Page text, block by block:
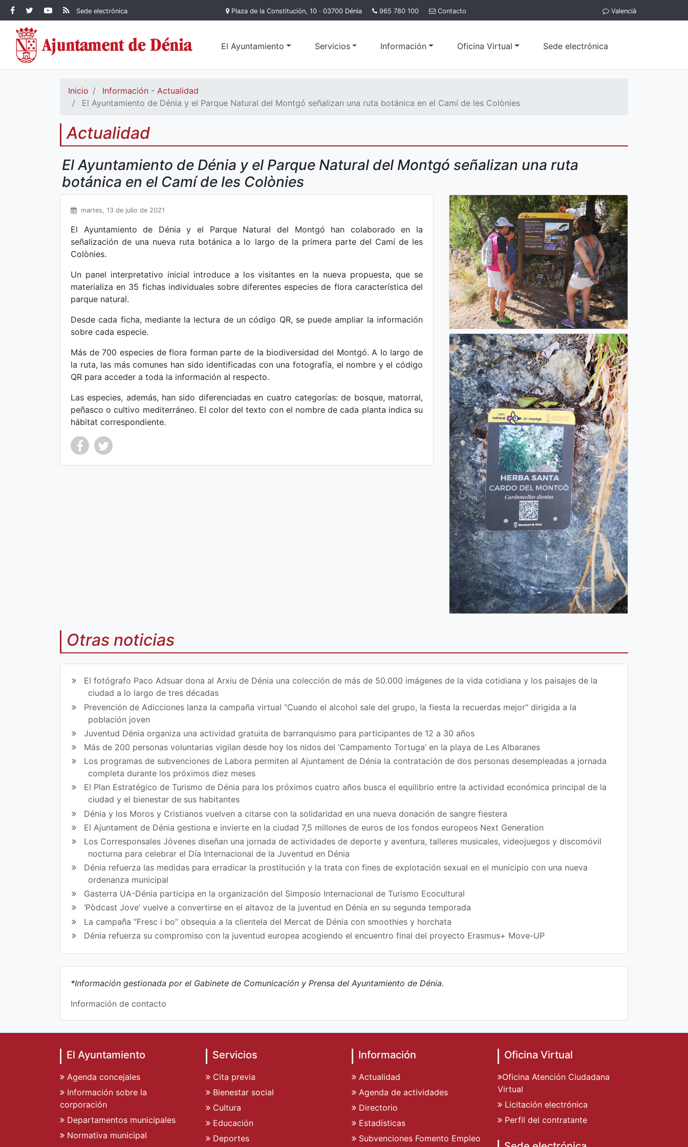
Contenido principal
Facebook Ayuntamiento de
Dénia
Ayuntamiento de Dénia
YouTube
Ayuntamiento de
RSS Actualidad
Ayuntamiento de
Sede electrónica Plaza de la Constitución, 10 · 03700 Dénia 965 780 100 Contacto Valencià
El Ayuntamiento Servicios Información Oficina Virtual Sede electrónica
Inicio
Información - Actualidad
El Ayuntamiento de Dénia y el Parque Natural del Montgó señalizan una ruta botánica en el Camí de les Colònies
Actualidad
El Ayuntamiento de Dénia y el Parque Natural del Montgó señalizan una ruta
botánica en el Camí de les Colònies
martes, 13 de julio de 2021
El Ayuntamiento de Dénia y el Parque Natural del Montgó han colaborado en la
señalización de una nueva ruta botánica a lo largo de la primera parte del Camí de les
Colònies.
Un panel interpretativo inicial introduce a los visitantes en la nueva propuesta, que se
materializa en 35 fichas individuales sobre diferentes especies de flora característica del
parque natural.
Desde cada ficha, mediante la lectura de un código QR, se puede ampliar la información
sobre cada especie.
Más de 700 especies de flora forman parte de la biodiversidad del Montgó. A lo largo de
la ruta, las más comunes han sido identificadas con una fotografía, el nombre y el código
QR para acceder a toda la información al respecto.
Las especies, además, han sido diferenciadas en cuatro categorías: de bosque, matorral,
peñasco o cultivo mediterráneo. El color del texto con el nombre de cada planta indica su
hábitat correspondiente.
ok
Otras noticias
El fotógrafo Paco Adsuar dona al Arxiu de Dénia una colección de más de 50.000 imágenes de la vida cotidiana y los paisajes de la
ciudad a lo largo de tres décadas
Prevención de Adicciones lanza la campaña virtual "Cuando el alcohol sale del grupo, la fiesta la recuerdas mejor" dirigida a la
población joven
Juventud Dénia organiza una actividad gratuita de barranquismo para participantes de 12 a 30 años
Más de 200 personas voluntarias vigilan desde hoy los nidos del ‘Campamento Tortuga’ en la playa de Les Albaranes
Los programas de subvenciones de Labora permiten al Ajuntament de Dénia la contratación de dos personas desempleadas a jornada
completa durante los próximos diez meses
El Plan Estratégico de Turismo de Dénia para los próximos cuatro años busca el equilibrio entre la actividad económica principal de la
ciudad y el bienestar de sus habitantes
Dénia y los Moros y Cristianos vuelven a citarse con la solidaridad en una nueva donación de sangre fiestera
El Ajuntament de Dénia gestiona e invierte en la ciudad 7,5 millones de euros de los fondos europeos Next Generation
Los Corresponsales Jóvenes diseñan una jornada de actividades de deporte y aventura, talleres musicales, videojuegos y discomóvil
nocturna para celebrar el Día Internacional de la Juventud en Dénia
Dénia refuerza las medidas para erradicar la prostitución y la trata con fines de explotación sexual en el municipio con una nueva
ordenanza municipal
Gasterra UA-Dénia participa en la organización del Simposio Internacional de Turismo Ecocultural
‘Pòdcast Jove’ vuelve a convertirse en el altavoz de la juventud en Dénia en su segunda temporada
La campaña “Fresc i bo” obsequia a la clientela del Mercat de Dénia con smoothies y horchata
Dénia refuerza su compromiso con la juventud europea acogiendo el encuentro final del proyecto Erasmus+ Move-UP
*Información gestionada por el Gabinete de Comunicación y Prensa del Ayuntamiento de Dénia.
Información de contacto
El Ayuntamiento
Agenda concejales
Información sobre la
corporación
Departamentos municipales
Normativa municipal
Servicios
Cita previa
Bienestar social
Cultura
Educación
Deportes
Información
Actualidad
Agenda de actividades
Directorio
Estadísticas
Subvenciones Fomento Empleo
Oficina Virtual
Oficina Atención Ciudadana
Virtual
Licitación electrónica
Perfil del contratante